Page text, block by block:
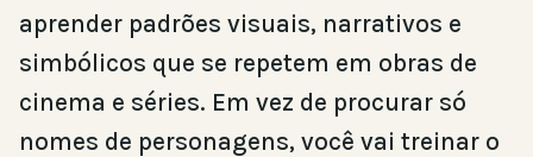
aprender padrões visuais, narrativos e
simbólicos que se repetem em obras de
cinema e séries. Em vez de procurar só
nomes de personagens, você vai treinar o